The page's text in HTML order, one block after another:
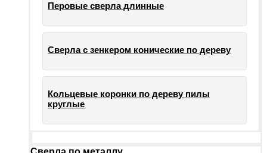
Перовые сверла длинные
Сверла с зенкером конические по дереву
Кольцевые коронки по дереву пилы
круглые